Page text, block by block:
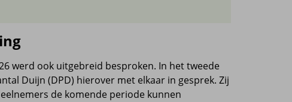
werd ook uitgebreid besproken. In het tweede
Duijn (DPD) hierover met elkaar in gesprek. Zij
de komende periode kunnen